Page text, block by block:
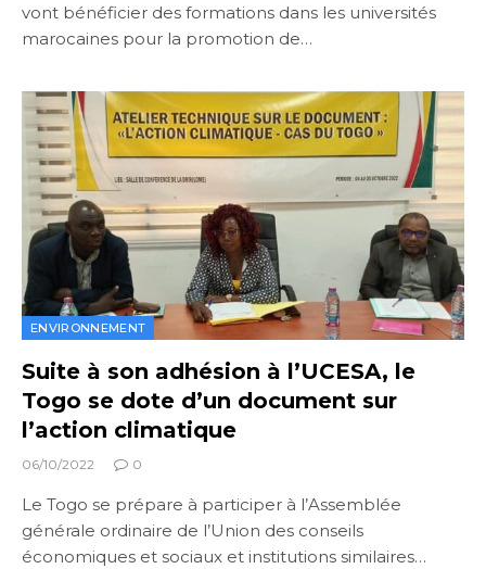
vont bénéficier des formations dans les universités
marocaines pour la promotion de…
ENVIRONNEMENT
Suite à son adhésion à l’UCESA, le
Togo se dote d’un document sur
l’action climatique
06/10/2022 0
Le Togo se prépare à participer à l’Assemblée
générale ordinaire de l’Union des conseils
économiques et sociaux et institutions similaires…